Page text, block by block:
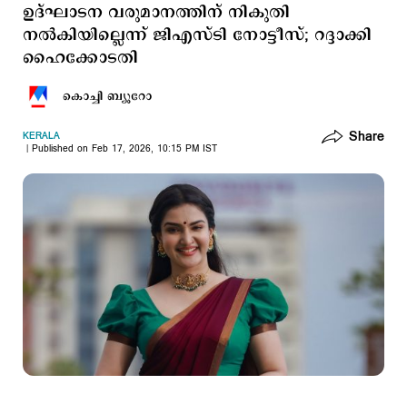
ഉദ്ഘാടന വരുമാനത്തിന് നികുതി
നല്‍കിയില്ലെന്ന് ജിഎസ്ടി നോട്ടീസ്; റദ്ദാക്കി
ഹൈക്കോടതി
കൊച്ചി ബ്യൂറോ
KERALA
Published on Feb 17, 2026, 10:15 PM IST
Share